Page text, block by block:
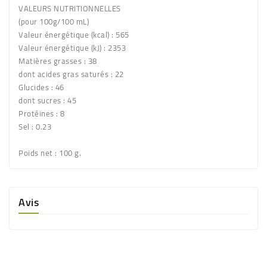
VALEURS NUTRITIONNELLES
(pour 100g/100 mL)
Valeur énergétique (kcal) : 565
Valeur énergétique (kJ) : 2353
Matières grasses : 38
dont acides gras saturés : 22
Glucides : 46
dont sucres : 45
Protéines : 8
Sel : 0.23
Poids net : 100 g.
Avis